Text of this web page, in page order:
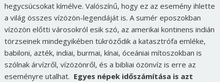
hegycsúcsokat kímélve. Valószínű, hogy ez az esemény ihlette
a világ összes vízözön-legendáját is. A sumér eposzokban
vízözön előtti városokról esik szó, az amerikai kontinens indián
törzseinek mindegyikében tükröződik a katasztrófa emléke,
babiloni, azték, indiai, burmai, kínai, óceániai mítoszokban is
szólnak árvízről, vízözönről, és a bibliai özönvíz is erre az
eseményre utalhat. Egyes népek időszámítása is azt